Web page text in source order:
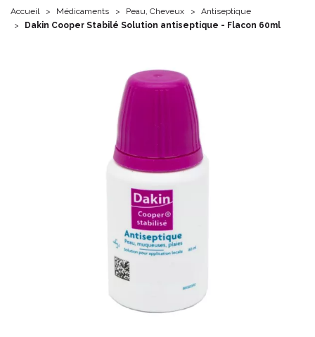
Accueil Médicaments Peau, Cheveux
Antiseptique
Dakin Cooper Stabilé Solution antiseptique - Flacon 60ml